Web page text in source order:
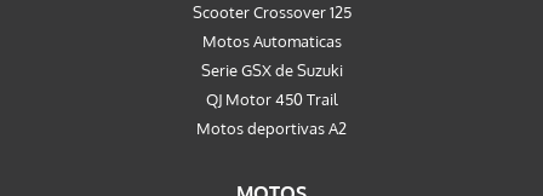
Scooter Crossover 125
Motos Automaticas
Serie GSX de Suzuki
QJ Motor 450 Trail
Motos deportivas A2